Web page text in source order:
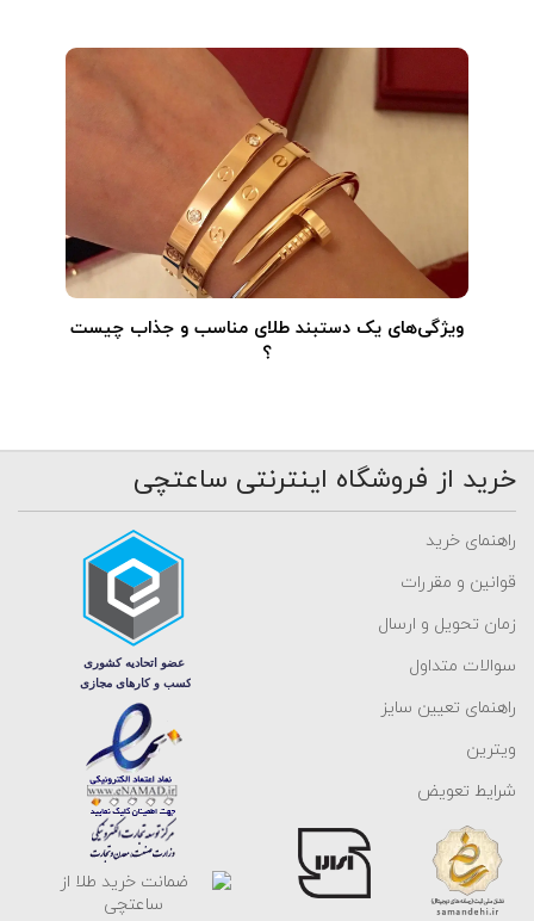
ویژگی‌های یک دستبند طلای مناسب و جذاب چیست
؟
خرید از فروشگاه اینترنتی ساعتچی
راهنمای خرید
قوانین و مقررات
زمان تحویل و ارسال
سوالات متداول
راهنمای تعیین سایز
ویترین
شرایط تعویض